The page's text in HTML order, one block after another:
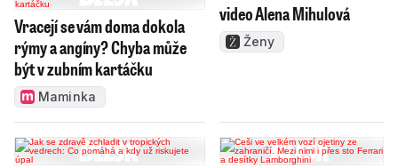
Vracejí se vám doma dokola
rýmy a angíny? Chyba může
být v zubním kartáčku
Maminka
video Alena Mihulová
Ženy